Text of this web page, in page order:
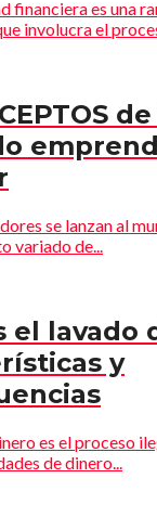
financiera es una
involucra el
se lanzan al
variado de...
el lavado
y
es el proceso
de dinero...